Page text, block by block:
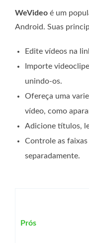
WeVideo é um
Android. Suas
Edite vídeos na
Importe
unindo-os.
Ofereça uma
vídeo, como
Adicione títulos,
Controle as
separadamente.
Prós